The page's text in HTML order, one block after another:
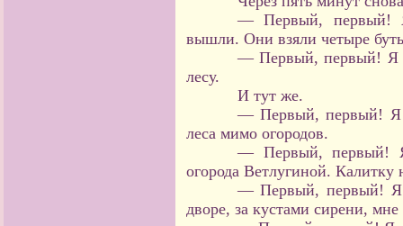
— Первый, первый!
вышли. Они взяли четыре
— Первый, первый! Я
лесу.
И тут же.
— Первый, первый! Я
леса мимо огородов.
— Первый, первый!
огорода Ветлугиной. Калитку
— Первый, первый! Я
дворе, за кустами сирени,